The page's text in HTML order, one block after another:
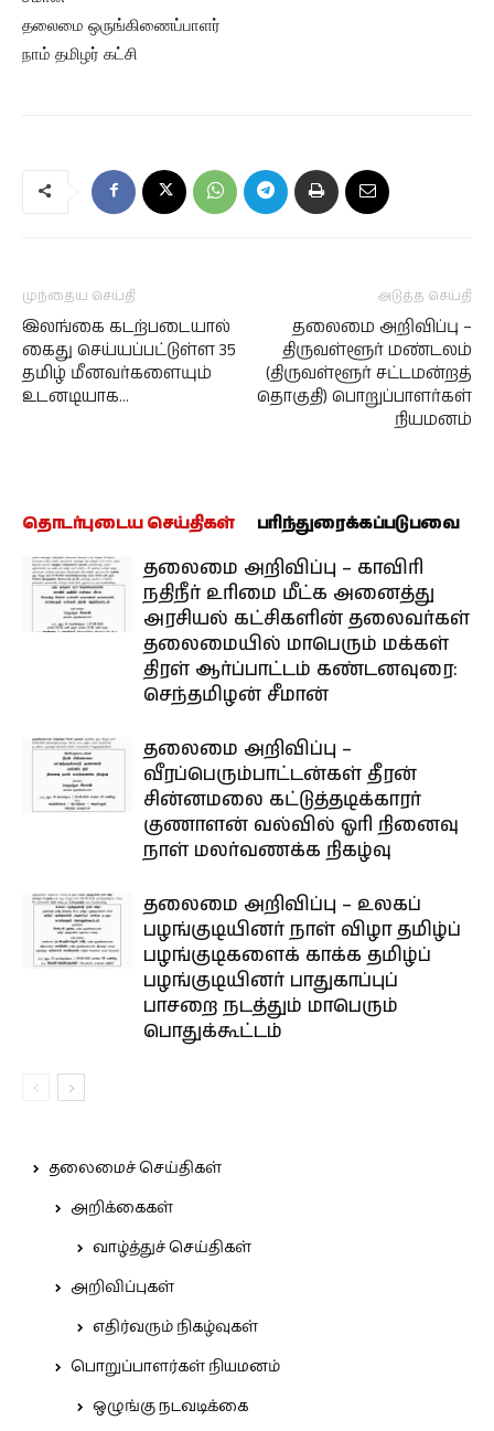
தலைமை ஒருங்கிணைப்பாளர்
நாம் தமிழர் கட்சி
முந்தைய செய்தி
இலங்கை கடற்படையால்
கைது செய்யப்பட்டுள்ள 35
தமிழ் மீனவர்களையும்
உடனடியாக…
அடுத்த செய்தி
தலைமை அறிவிப்பு –
திருவள்ளூர் மண்டலம்
(திருவள்ளூர் சட்டமன்றத்
தொகுதி) பொறுப்பாளர்கள்
நியமனம்
தொடர்புடைய செய்திகள் பரிந்துரைக்கப்படுபவை
தலைமை அறிவிப்பு – காவிரி
நதிநீர் உரிமை மீட்க அனைத்து
அரசியல் கட்சிகளின் தலைவர்கள்
தலைமையில் மாபெரும் மக்கள்
திரள் ஆர்ப்பாட்டம் கண்டனவுரை:
செந்தமிழன் சீமான்
தலைமை அறிவிப்பு –
வீரப்பெரும்பாட்டன்கள் தீரன்
சின்னமலை கட்டுத்தடிக்காரர்
குணாளன் வல்வில் ஓரி நினைவு
நாள் மலர்வணக்க நிகழ்வு
தலைமை அறிவிப்பு – உலகப்
பழங்குடியினர் நாள் விழா தமிழ்ப்
பழங்குடிகளைக் காக்க தமிழ்ப்
பழங்குடியினர் பாதுகாப்புப்
பாசறை நடத்தும் மாபெரும்
பொதுக்கூட்டம்
தலைமைச் செய்திகள்
அறிக்கைகள்
வாழ்த்துச் செய்திகள்
அறிவிப்புகள்
எதிர்வரும் நிகழ்வுகள்
பொறுப்பாளர்கள் நியமனம்
ஒழுங்கு நடவடிக்கை